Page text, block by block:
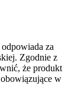
za
Zgodnie z
że produkt
w